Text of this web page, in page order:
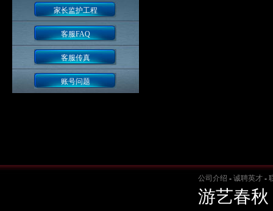
家长监护工程
客服FAQ
客服传真
账号问题
公司介绍 - 诚聘英才 -
游艺春